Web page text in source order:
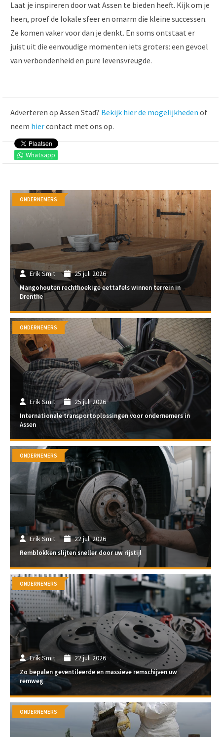
Laat je inspireren door wat Assen te bieden heeft. Kijk om je
heen, proef de lokale sfeer en omarm die kleine successen.
Ze komen vaker voor dan je denkt. En soms ontstaat er
juist uit die eenvoudige momenten iets groters: een gevoel
van verbondenheid en pure levensvreugde.
Whatsapp
Adverteren op Assen Stad? Bekijk hier de mogelijkheden of
neem hiercontact met ons op.
Erik Smit 25 juli 2026
Mangohouten rechthoekige eettafels winnen terrein in
Drenthe
ONDERNEMERS
Erik Smit 25 juli 2026
Internationale transportoplossingen voor ondernemers in
Assen
ONDERNEMERS
Erik Smit 22 juli 2026
Remblokken slijten sneller door uw rijstijl
ONDERNEMERS
Erik Smit 22 juli 2026
Zo bepalen geventileerde en massieve remschijven uw
remweg
ONDERNEMERS
ONDERNEMERS